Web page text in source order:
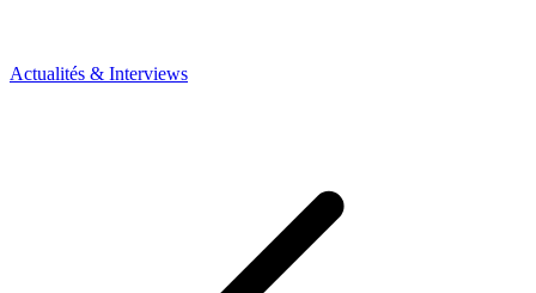
Actualités & Interviews